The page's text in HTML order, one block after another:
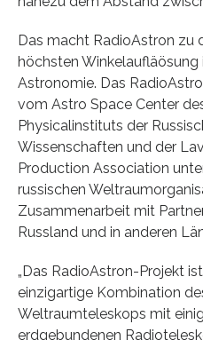
Das macht RadioAstron zu
höchsten Winkelaufläösung
Astronomie. Das
vom Astro Space Center
Physicalinstituts der
Wissenschaften und der
Production Association
russischen
Zusammenarbeit mit
Russland und in anderen
„Das RadioAstron-Projekt
einzigartige Kombination
Weltraumteleskops mit
erdgebundenen